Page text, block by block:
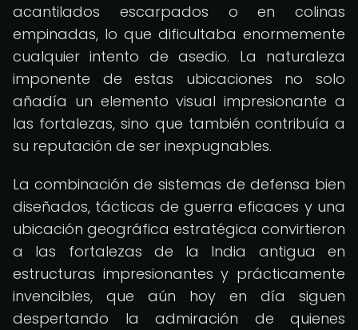
acantilados escarpados o en colinas
empinadas, lo que dificultaba enormemente
cualquier intento de asedio. La naturaleza
imponente de estas ubicaciones no solo
añadía un elemento visual impresionante a
las fortalezas, sino que también contribuía a
su reputación de ser inexpugnables.
La combinación de sistemas de defensa bien
diseñados, tácticas de guerra eficaces y una
ubicación geográfica estratégica convirtieron
a las fortalezas de la India antigua en
estructuras impresionantes y prácticamente
invencibles, que aún hoy en día siguen
despertando la admiración de quienes